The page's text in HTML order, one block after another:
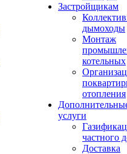
Застройщикам
дымоходы
Монтаж
котельных
отопления
услуги
частного
Доставка